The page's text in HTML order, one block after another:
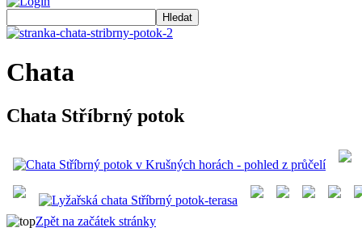
Chata
Chata Stříbrný potok
Zpět na začátek stránky